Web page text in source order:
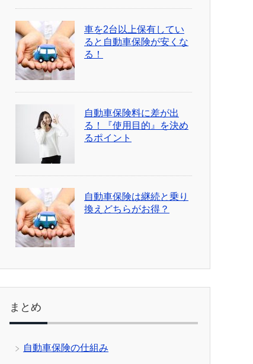
車を2台以上保有してい
ると自動車保険が安くな
る！
自動車保険料に差が出
る！『使用目的』を決め
るポイント
自動車保険は継続と乗り
換えどちらがお得？
まとめ
自動車保険の仕組み